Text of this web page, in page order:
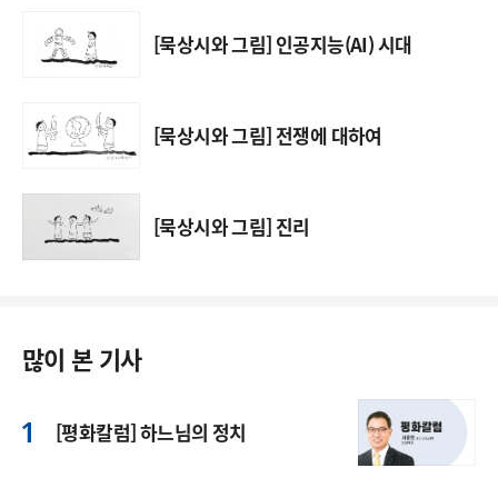
[묵상시와 그림] 인공지능(AI) 시대
[묵상시와 그림] 전쟁에 대하여
[묵상시와 그림] 진리
많이 본 기사
[평화칼럼] 하느님의 정치